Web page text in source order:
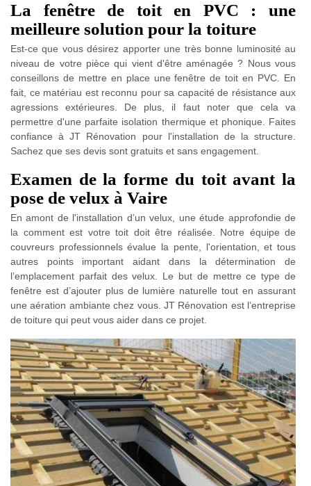
La fenêtre de toit en PVC : une
meilleure solution pour la toiture
Est-ce que vous désirez apporter une très bonne luminosité au
niveau de votre pièce qui vient d'être aménagée ? Nous vous
conseillons de mettre en place une fenêtre de toit en PVC. En
fait, ce matériau est reconnu pour sa capacité de résistance aux
agressions extérieures. De plus, il faut noter que cela va
permettre d'une parfaite isolation thermique et phonique. Faites
confiance à JT Rénovation pour l'installation de la structure.
Sachez que ses devis sont gratuits et sans engagement.
Examen de la forme du toit avant la
pose de velux à Vaire
En amont de l'installation d’un velux, une étude approfondie de
la comment est votre toit doit être réalisée. Notre équipe de
couvreurs professionnels évalue la pente, l'orientation, et tous
autres points important aidant dans la détermination de
l’emplacement parfait des velux. Le but de mettre ce type de
fenêtre est d’ajouter plus de lumière naturelle tout en assurant
une aération ambiante chez vous. JT Rénovation est l’entreprise
de toiture qui peut vous aider dans ce projet.